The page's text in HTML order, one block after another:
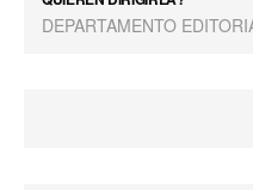
DEPARTAMENTO